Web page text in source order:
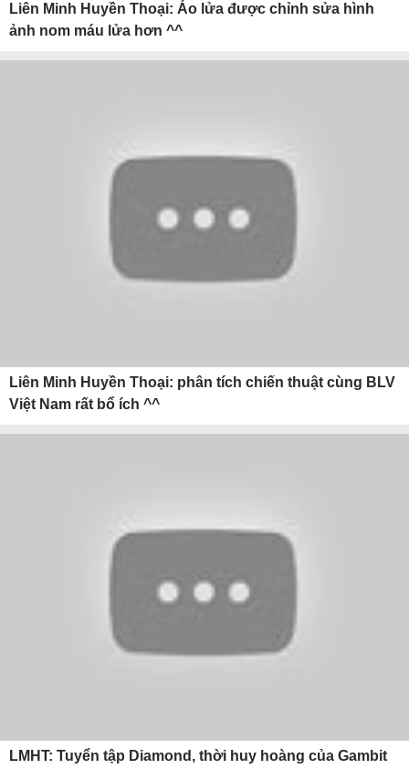
Liên Minh Huyền Thoại: Áo lửa được chỉnh sửa hình
ảnh nom máu lửa hơn ^^
Liên Minh Huyền Thoại: phân tích chiến thuật cùng BLV
Việt Nam rất bổ ích ^^
LMHT: Tuyển tập Diamond, thời huy hoàng của Gambit